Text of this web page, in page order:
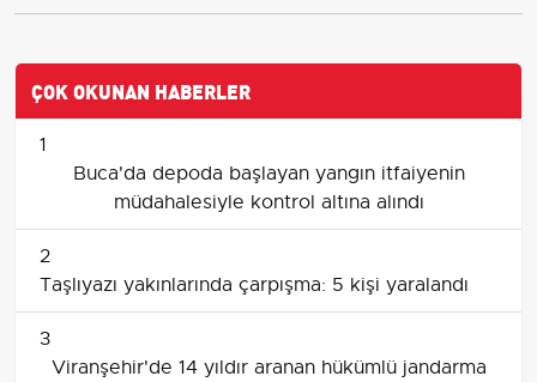
ÇOK OKUNAN HABERLER
1
Buca'da depoda başlayan yangın itfaiyenin
müdahalesiyle kontrol altına alındı
2
Taşlıyazı yakınlarında çarpışma: 5 kişi yaralandı
3
Viranşehir'de 14 yıldır aranan hükümlü jandarma